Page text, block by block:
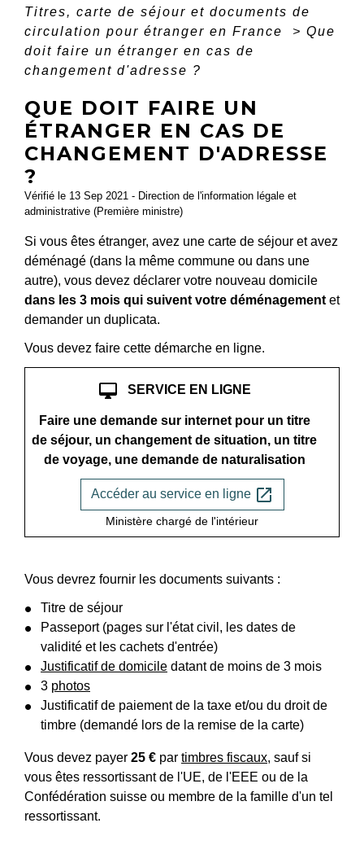
Titres, carte de séjour et documents de
circulation pour étranger en France
> Que
doit faire un étranger en cas de
changement d'adresse ?
QUE DOIT FAIRE UN
ÉTRANGER EN CAS DE
CHANGEMENT D'ADRESSE
?
Vérifié le 13 Sep 2021 - Direction de l'information légale et
administrative (Première ministre)
Si vous êtes étranger, avez une carte de séjour et avez
déménagé (dans la même commune ou dans une
autre), vous devez déclarer votre nouveau domicile
dans les 3 mois qui suivent votre déménagement et
demander un duplicata.
Vous devez faire cette démarche en ligne.
desktop_mac SERVICE EN LIGNE
Faire une demande sur internet pour un titre
de séjour, un changement de situation, un titre
de voyage, une demande de naturalisation
Accéder au service en ligne open_in_new
Ministère chargé de l'intérieur
Vous devrez fournir les documents suivants :
Titre de séjour
Passeport (pages sur l'état civil, les dates de
validité et les cachets d'entrée)
Justificatif de domicile datant de moins de 3 mois
3 photos
Justificatif de paiement de la taxe et/ou du droit de
timbre (demandé lors de la remise de la carte)
Vous devez payer 25 € par timbres fiscaux, sauf si
vous êtes ressortissant de l'UE, de l'EEE ou de la
Confédération suisse ou membre de la famille d'un tel
ressortissant.